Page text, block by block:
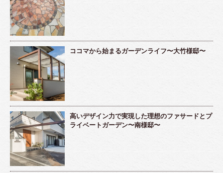
ココマから始まるガーデンライフ〜大竹様邸〜
高いデザイン力で実現した理想のファサードとプ
ライベートガーデン〜南様邸〜